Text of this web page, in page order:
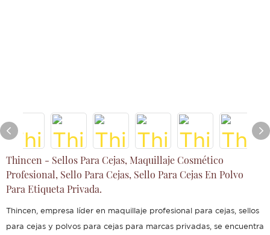
Thincen - Sellos Para Cejas, Maquillaje Cosmético
Profesional, Sello Para Cejas, Sello Para Cejas En Polvo
Para Etiqueta Privada.
Thincen, empresa líder en maquillaje profesional para cejas, sellos
para cejas y polvos para cejas para marcas privadas, se encuentra